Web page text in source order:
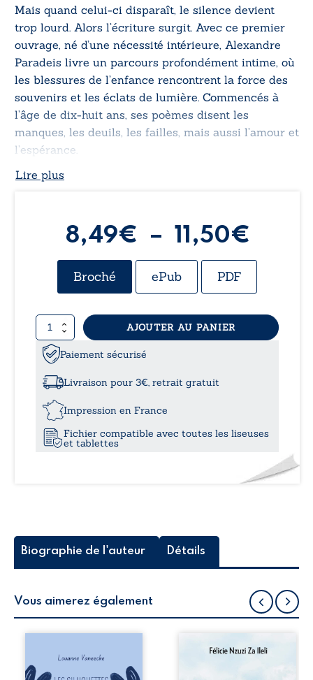
Mais quand celui-ci disparaît, le silence devient
trop lourd. Alors l’écriture surgit. Avec ce premier
ouvrage, né d’une nécessité intérieure, Alexandre
Paradeis livre un parcours profondément intime, où
les blessures de l’enfance rencontrent la force des
souvenirs et les éclats de lumière. Commencés à
l’âge de dix-huit ans, ses poèmes disent les
manques, les deuils, les failles, mais aussi l’amour et
l’espérance.
Un recueil sincère et bouleversant, où chaque mot
Lire plus
8,49€ – 11,50€
de
Broché ePub PDF
quantité
de
Des
mots
sur
maux
AJOUTER AU PANIER
Paiement sécurisé
Livraison pour 3€, retrait gratuit
Impression en France
Fichier compatible avec toutes les liseuses
et tablettes
Biographie de l'auteur Détails
Vous aimerez également
la rue donne la
parole à six
Auberge de la